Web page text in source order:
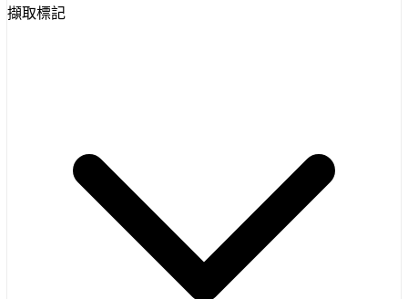
擷取標記